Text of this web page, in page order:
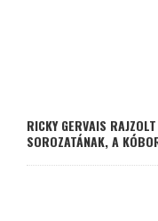
RICKY GERVAIS
SOROZATÁNAK, A